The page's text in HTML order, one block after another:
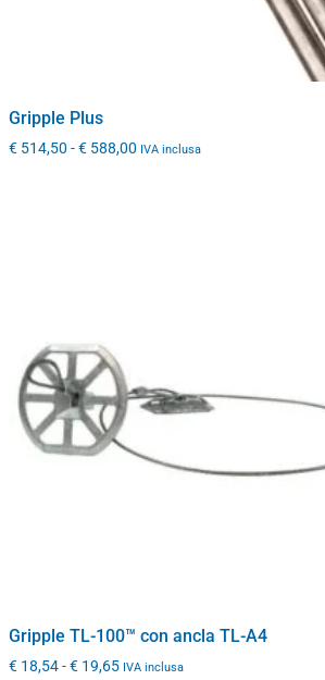
Gripple Plus
€514,50 -€588,00 IVA inclusa
Gripple TL-100™ con ancla TL-A4
€18,54-€19,65 IVA inclusa